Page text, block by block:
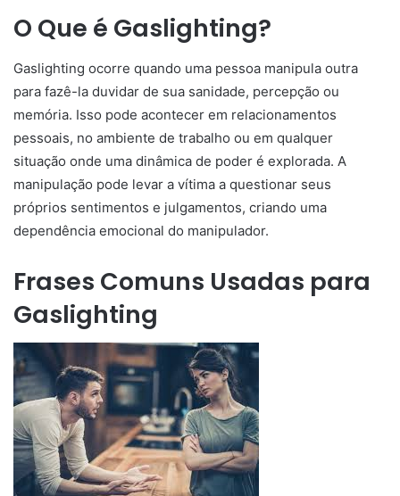
O Que é Gaslighting?
Gaslighting ocorre quando uma pessoa manipula outra
para fazê-la duvidar de sua sanidade, percepção ou
memória. Isso pode acontecer em relacionamentos
pessoais, no ambiente de trabalho ou em qualquer
situação onde uma dinâmica de poder é explorada. A
manipulação pode levar a vítima a questionar seus
próprios sentimentos e julgamentos, criando uma
dependência emocional do manipulador.
Frases Comuns Usadas para
Gaslighting